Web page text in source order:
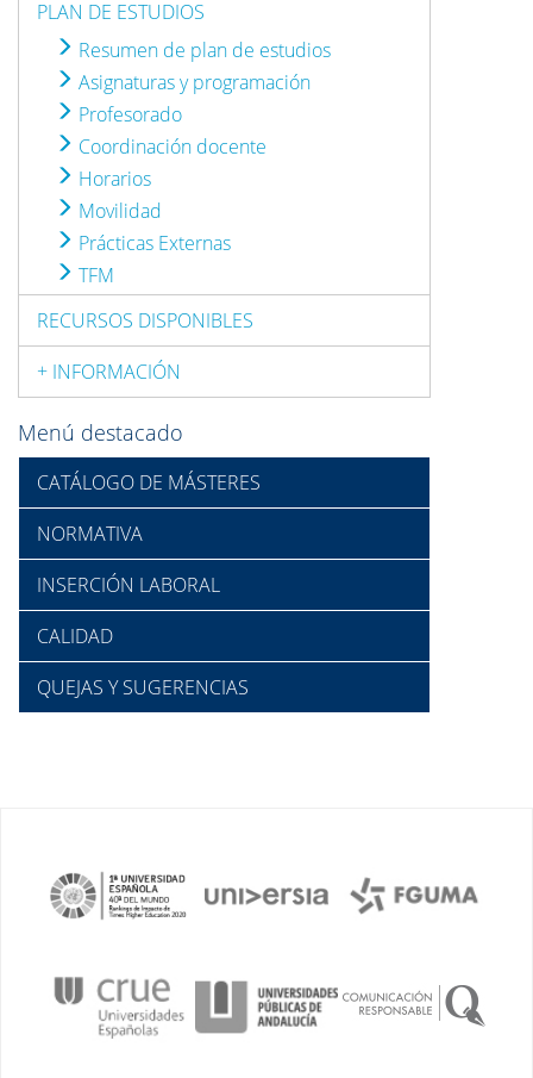
PLAN DE ESTUDIOS
Resumen de plan de estudios
Asignaturas y programación
Profesorado
Coordinación docente
Horarios
Movilidad
Prácticas Externas
TFM
RECURSOS DISPONIBLES
+ INFORMACIÓN
Menú destacado
CATÁLOGO DE MÁSTERES
NORMATIVA
INSERCIÓN LABORAL
CALIDAD
QUEJAS Y SUGERENCIAS